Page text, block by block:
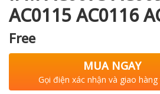
AC0115 AC0116
Free
MUA NGAY
Gọi điện xác nhận và giao